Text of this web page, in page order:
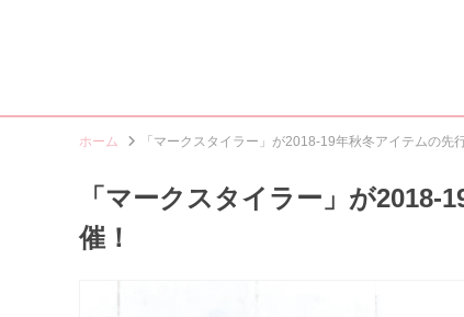
ホーム 「マークスタイラー」が2018-19年秋冬アイテムの先
「マークスタイラー」が2018-
催！